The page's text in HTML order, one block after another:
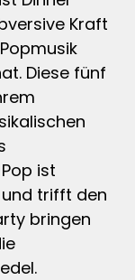
Kraft
Diese fünf
ist
trifft den
bringen